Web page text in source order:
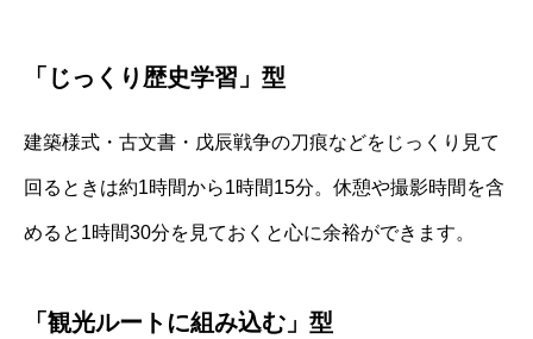
「じっくり歴史学習」型
建築様式・古文書・戊辰戦争の刀痕などをじっくり見て
回るときは約1時間から1時間15分。休憩や撮影時間を含
めると1時間30分を見ておくと心に余裕ができます。
「観光ルートに組み込む」型